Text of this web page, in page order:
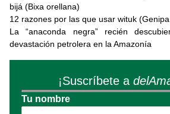
bijá (Bixa orellana)
12 razones por las que usar wituk
La “anaconda negra” recién
devastación petrolera en la Amazonía
¡Suscríbete a
Tu nombre